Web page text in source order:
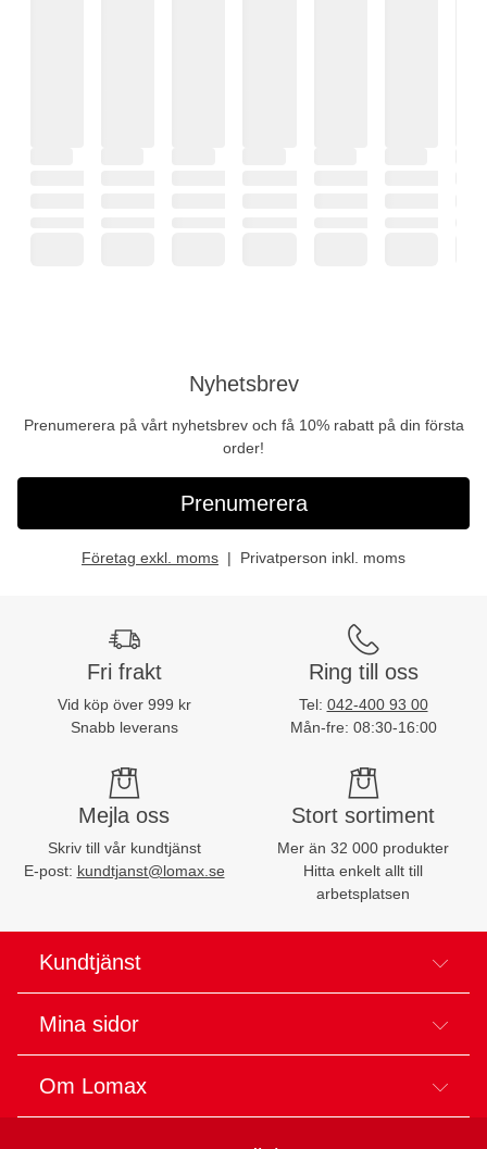
Nyhetsbrev
Prenumerera på vårt nyhetsbrev och få 10% rabatt på din första
order!
Prenumerera
Företag exkl. moms Privatperson inkl. moms
Fri frakt
Vid köp över 999 kr
Snabb leverans
Ring till oss
Tel: 042-400 93 00
Mån-fre: 08:30-16:00
Mejla oss
Skriv till vår kundtjänst
E-post: kundtjanst@lomax.se
Stort sortiment
Mer än 32 000 produkter
Hitta enkelt allt till
arbetsplatsen
Kundtjänst
Mina sidor
Om Lomax